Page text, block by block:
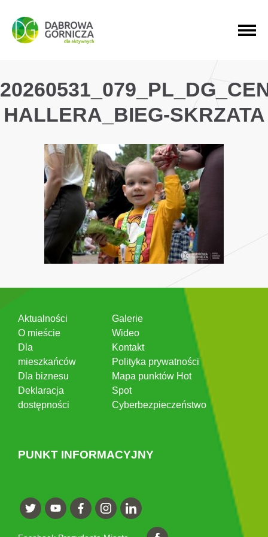
PRZEJDŹ DO MENU GŁÓWNEGO
PRZEJDŹ DO WYSZUKIWARKI
PRZEJDŹ DO TREŚCI
HALLERA_BIEG-SKRZATA
Aktualności
O mieście
Dla
mieszkańców
Dla biznesu
Deklaracja
dostępności
Galerie
Wideo
Kontakt
Polityka prywatności
Mapa punktów Hot
Spot
Cyberbezpieczeństwo
PUNKT INFORMACYJNY